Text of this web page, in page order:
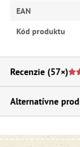
EAN
Kód produktu
Recenzie (57×)
Alternatívne